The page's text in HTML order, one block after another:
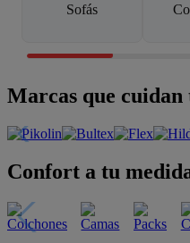
Sofás
Marcas que cuidan
Confort a tu